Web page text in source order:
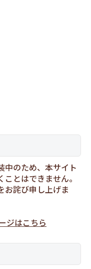
中のため、本サイト
とはできません。
お詫び申し上げま
ジはこちら